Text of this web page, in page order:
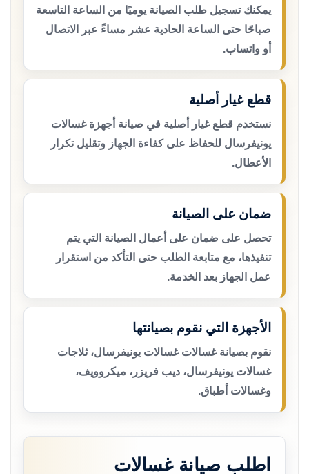
يمكنك تسجيل طلب الصيانة يوميًا من الساعة التاسعة
صباحًا حتى الساعة الحادية عشر مساءً عبر الاتصال
أو واتساب.
قطع غيار أصلية
نستخدم قطع غيار أصلية في صيانة أجهزة غسالات
يونيفرسال للحفاظ على كفاءة الجهاز وتقليل تكرار
الأعطال.
ضمان على الصيانة
تحصل على ضمان على أعمال الصيانة التي يتم
تنفيذها، مع متابعة الطلب حتى التأكد من استقرار
عمل الجهاز بعد الخدمة.
الأجهزة التي نقوم بصيانتها
نقوم بصيانة غسالات غسالات يونيفرسال، ثلاجات
غسالات يونيفرسال، ديب فريزر، ميكروويف،
وغسالات أطباق.
اطلب صيانة غسالات